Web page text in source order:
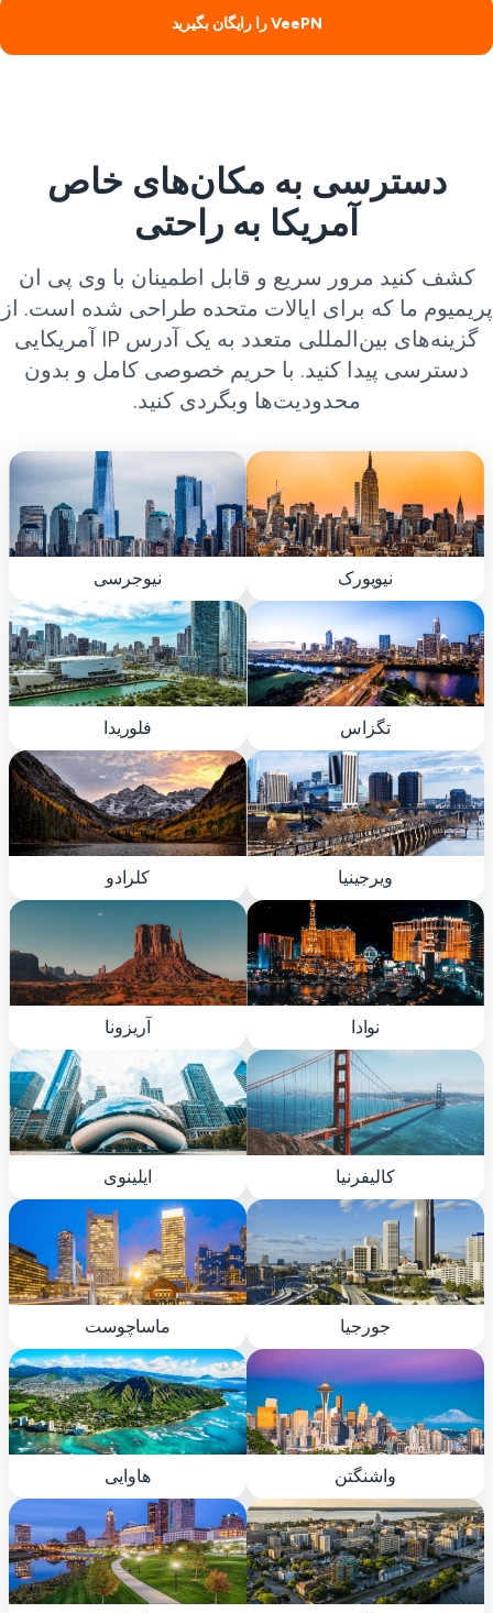
VeePN را رایگان بگیرید
دسترسی به مکان‌های خاص
آمریکا به راحتی
کشف کنید مرور سریع و قابل اطمینان با وی پی ان
ما که برای ایالات متحده طراحی شده است. از
گزینه‌های بین‌المللی متعدد به یک آدرس IP آمریکایی
دسترسی پیدا کنید. با حریم خصوصی کامل و بدون
محدودیت‌ها وبگردی کنید.
نیویورک نیوجرسی
تگزاس فلوریدا
ویرجینیا کلرادو
نوادا آریزونا
کالیفرنیا ایلینوی
جورجیا ماساچوست
واشنگتن هاوایی